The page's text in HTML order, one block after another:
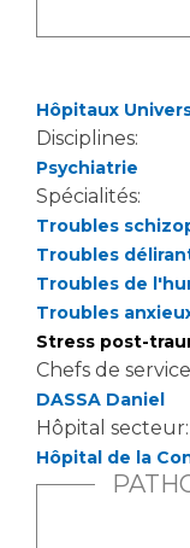
Hôpitaux
Disciplines:
Psychiatrie
Spécialités:
Troubles
Troubles
Troubles de
Troubles
Stress post-
Chefs de
DASSA Daniel
Hôpital secteur:
Hôpital de la